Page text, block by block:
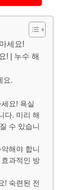
세요!
! | 누수 해
요.
요! 욕실
다. 미리 해
수 있습니
해야 합니
과적인 방
! 숙련된 전